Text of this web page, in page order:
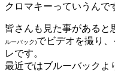
クロマキーっていうんで
皆さんも見た事があると
ルーバック)でビデオを撮り
レです。
最近ではブルーバックよ